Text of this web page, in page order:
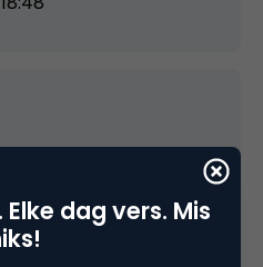
Kasper.
mooi geformuleerd,
dag vers. Mis